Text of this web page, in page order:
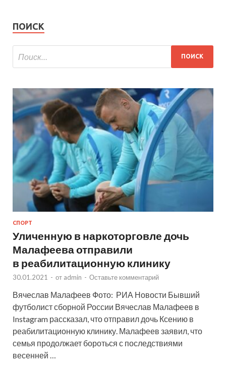
ПОИСК
СПОРТ
Уличенную в наркоторговле дочь
Малафеева отправили
в реабилитационную клинику
30.01.2021 - от admin - Оставьте комментарий
Вячеслав Малафеев Фото: РИА Новости Бывший
футболист сборной России Вячеслав Малафеев в
Instagram рассказал, что отправил дочь Ксению в
реабилитационную клинику. Малафеев заявил, что
семья продолжает бороться с последствиями
весенней …